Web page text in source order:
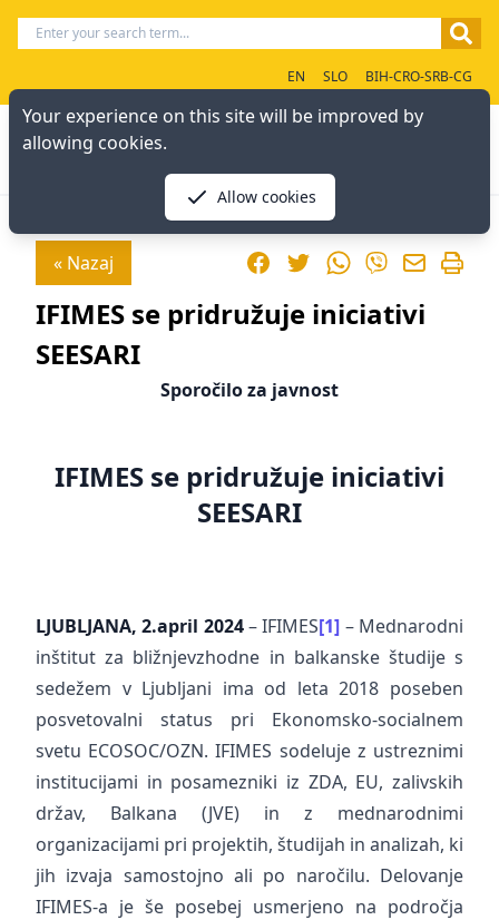
EN SLO BIH-CRO-SRB-CG
« Nazaj FacebookTwitterWhatsApp
Viber
IFIMES se pridružuje iniciativi
SEESARI
Sporočilo za javnost
IFIMES se pridružuje iniciativi
SEESARI
LJUBLJANA, 2.april 2024– IFIMES[1] – Mednarodni
inštitut za bližnjevzhodne in balkanske študije s
sedežem v Ljubljani ima od leta 2018 poseben
posvetovalni status pri Ekonomsko-socialnem
svetu ECOSOC/OZN. IFIMES sodeluje z ustreznimi
institucijami in posamezniki iz ZDA, EU, zalivskih
držav, Balkana (JVE) in z mednarodnimi
organizacijami pri projektih, študijah in analizah, ki
jih izvaja samostojno ali po naročilu. Delovanje
IFIMES-a je še posebej usmerjeno na področja
Your experience on this site will be improved by
allowing cookies.
Allow cookies